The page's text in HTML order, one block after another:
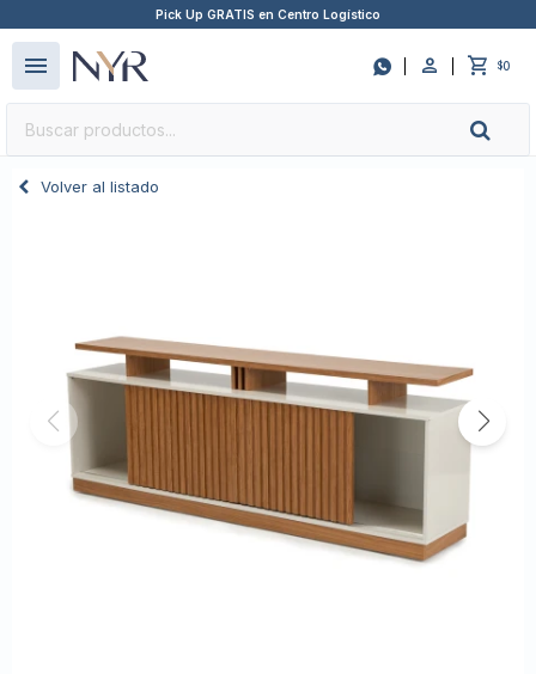
Pick Up GRATIS en Centro Logístico
 $0
menu
Volver al listado
close